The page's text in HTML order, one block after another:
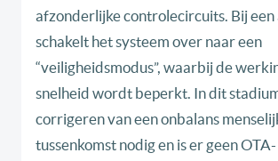
afzonderlijke controlecircuits. Bij
schakelt het systeem over naar een
“veiligheidsmodus”, waarbij de
snelheid wordt beperkt. In dit
corrigeren van een onbalans
tussenkomst nodig en is er geen OTA-